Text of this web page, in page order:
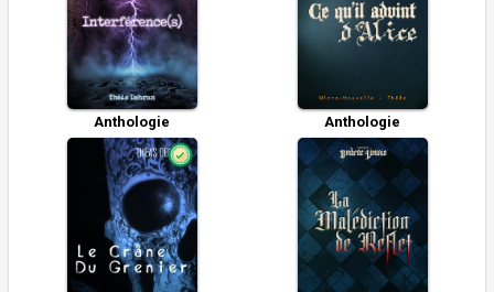
Anthologie Anthologie